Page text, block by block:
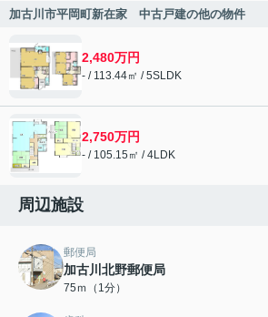
加古川市平岡町新在家 中古戸建の他の物件
2,480万円
- / 113.44㎡ / 5SLDK
2,750万円
- / 105.15㎡ / 4LDK
周辺施設
郵便局
加古川北野郵便局
75ｍ（1分）